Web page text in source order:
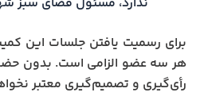
برای رسمیت یافتن جلسات این
هر سه عضو الزامی است. بدون
رأی‌گیری و تصمیم‌گیری معتبر